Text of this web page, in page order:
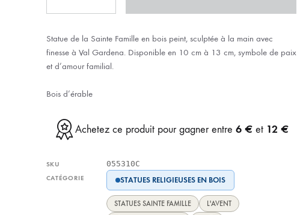
Statue de la Sainte Famille en bois peint, sculptée à la main avec
finesse à Val Gardena. Disponible en 10 cm à 13 cm, symbole de paix
et d’amour familial.
Bois d’érable
Achetez ce produit pour gagner entre6 € et 12 €
SKU 055310C
CATÉGORIE STATUES RELIGIEUSES EN BOIS
STATUES SAINTE FAMILLE
L'AVENT